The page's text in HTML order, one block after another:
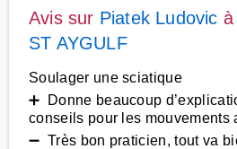
Avis sur Piatek Ludovic à
ST AYGULF
Soulager une sciatique
➕ Donne beaucoup
conseils pour les mouvements
➖ Très bon praticien, tout va